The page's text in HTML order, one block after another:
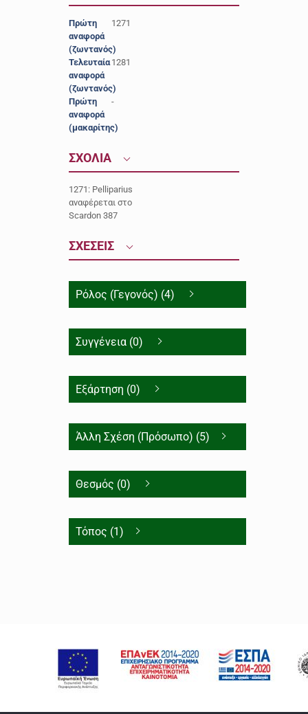
Πρώτη
αναφορά
(ζωντανός)
1271
Τελευταία
αναφορά
(ζωντανός)
1281
Πρώτη
αναφορά
(μακαρίτης)
-
ΣΧΟΛΙΑ
1271: Pelliparius
αναφέρεται στο
Scardon 387
ΣΧΕΣΕΙΣ
Ρόλος (Γεγονός) (4)
Συγγένεια (0)
Εξάρτηση (0)
Άλλη Σχέση (Πρόσωπο) (5)
Θεσμός (0)
Τόπος (1)